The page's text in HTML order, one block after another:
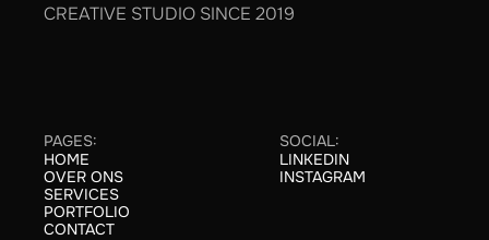
CREATIVE STUDIO SINCE 2019
PAGES:
HOME
HOME
OVER ONS
ABOUT
SERVICES
SERVICES
PORTFOLIO
CASE STUDIES
CONTACT
SOCIAL:
LINKEDIN
LINKEDIN
INSTAGRAM